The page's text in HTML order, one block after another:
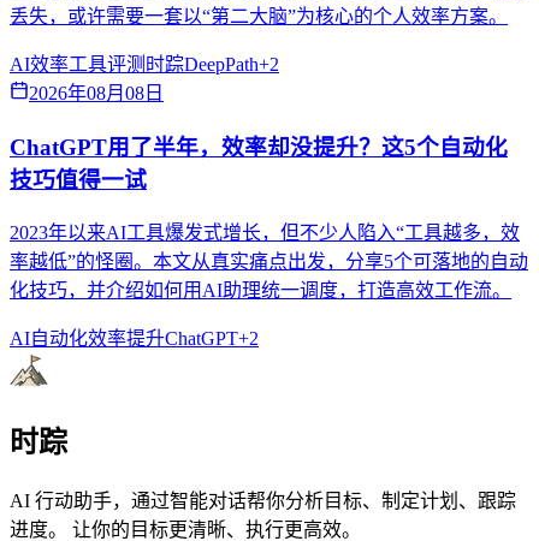
丢失，或许需要一套以“第二大脑”为核心的个人效率方案。
AI效率工具评测 时踪DeepPath+2
2026年08月08日
ChatGPT用了半年，效率却没提升？这5个自动化
技巧值得一试
2023年以来AI工具爆发式增长，但不少人陷入“工具越多，效
率越低”的怪圈。本文从真实痛点出发，分享5个可落地的自动
化技巧，并介绍如何用AI助理统一调度，打造高效工作流。
AI自动化效率提升ChatGPT+2
时踪
AI 行动助手，通过智能对话帮你分析目标、制定计划、跟踪
进度。 让你的目标更清晰、执行更高效。